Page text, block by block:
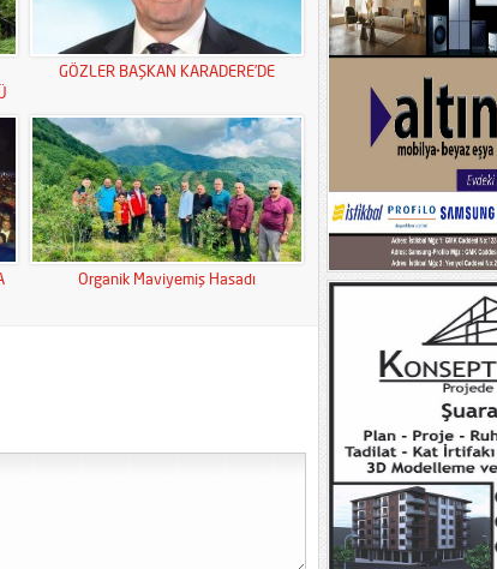
GÖZLER BAŞKAN KARADERE’DE
Organik Maviyemiş Hasadı